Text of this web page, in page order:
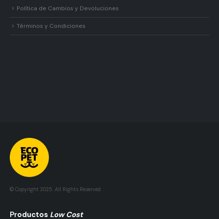
Política de Cambios y Devoluciones
Términos y Condiciones
© Copyright 2025. All Rights Reserved.
PrOductos Low Cost